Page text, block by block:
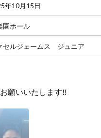
年10月15日
園ホール
セルジェームス ジュニア
願いいたします‼